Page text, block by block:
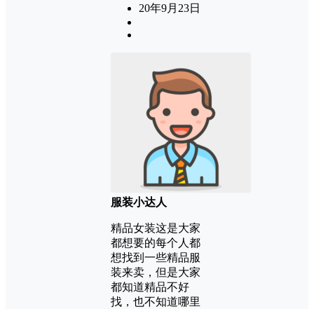
20年9月23日
服装小达人
精品女装这是大家
都想要的每个人都
想找到一些精品服
装来卖，但是大家
都知道精品不好
找，也不知道哪里